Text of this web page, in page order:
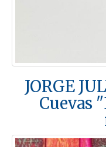
JORGE
Cuevas